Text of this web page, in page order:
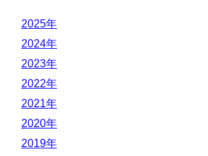
2025年
2024年
2023年
2022年
2021年
2020年
2019年